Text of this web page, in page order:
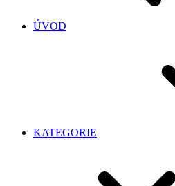
ÚVOD
KATEGORIE